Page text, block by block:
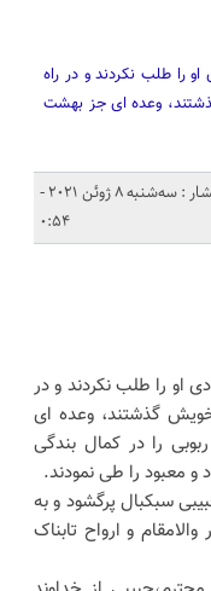
او را طلب نکردند و در راه
وعده ای جز بهشت
تاریخ انتشار : سه‌شنبه 8 ژوئن 2021 -
0:54
او را طلب نکردند و در
خویش گذشتند، وعده ای
را در کمال بندگی
و معبود را طی نمودند.
سبکبال پرگشود و به
و ارواح تابناک